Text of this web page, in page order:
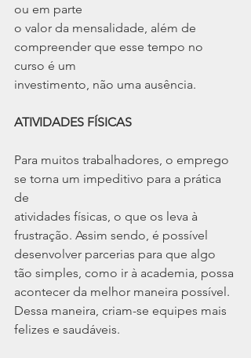
ou em parte
o valor da mensalidade, além de
compreender que esse tempo no
curso é um
investimento, não uma ausência.
ATIVIDADES FÍSICAS
Para muitos trabalhadores, o emprego
se torna um impeditivo para a prática
de
atividades físicas, o que os leva à
frustração. Assim sendo, é possível
desenvolver parcerias para que algo
tão simples, como ir à academia, possa
acontecer da melhor maneira possível.
Dessa maneira, criam-se equipes mais
felizes e saudáveis.